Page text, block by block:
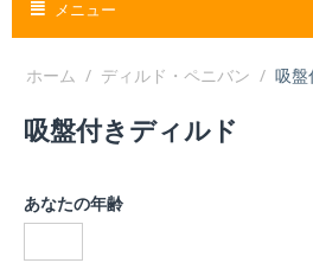
メニュー
ホーム / ディルド・ペニバン / 吸盤
吸盤付きディルド
あなたの年齢